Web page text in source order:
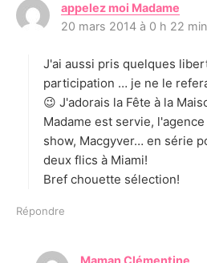
appelez moi Madame
i
:
20 mars 2014 à 0 h 22 min
J'ai aussi pris quelques
participation … je ne le
😉 J'adorais la Fête à la
Madame est servie,
show, Macgyver… en série
deux flics à Miami!
Bref chouette sélection!
Répondre
Maman Clémentine